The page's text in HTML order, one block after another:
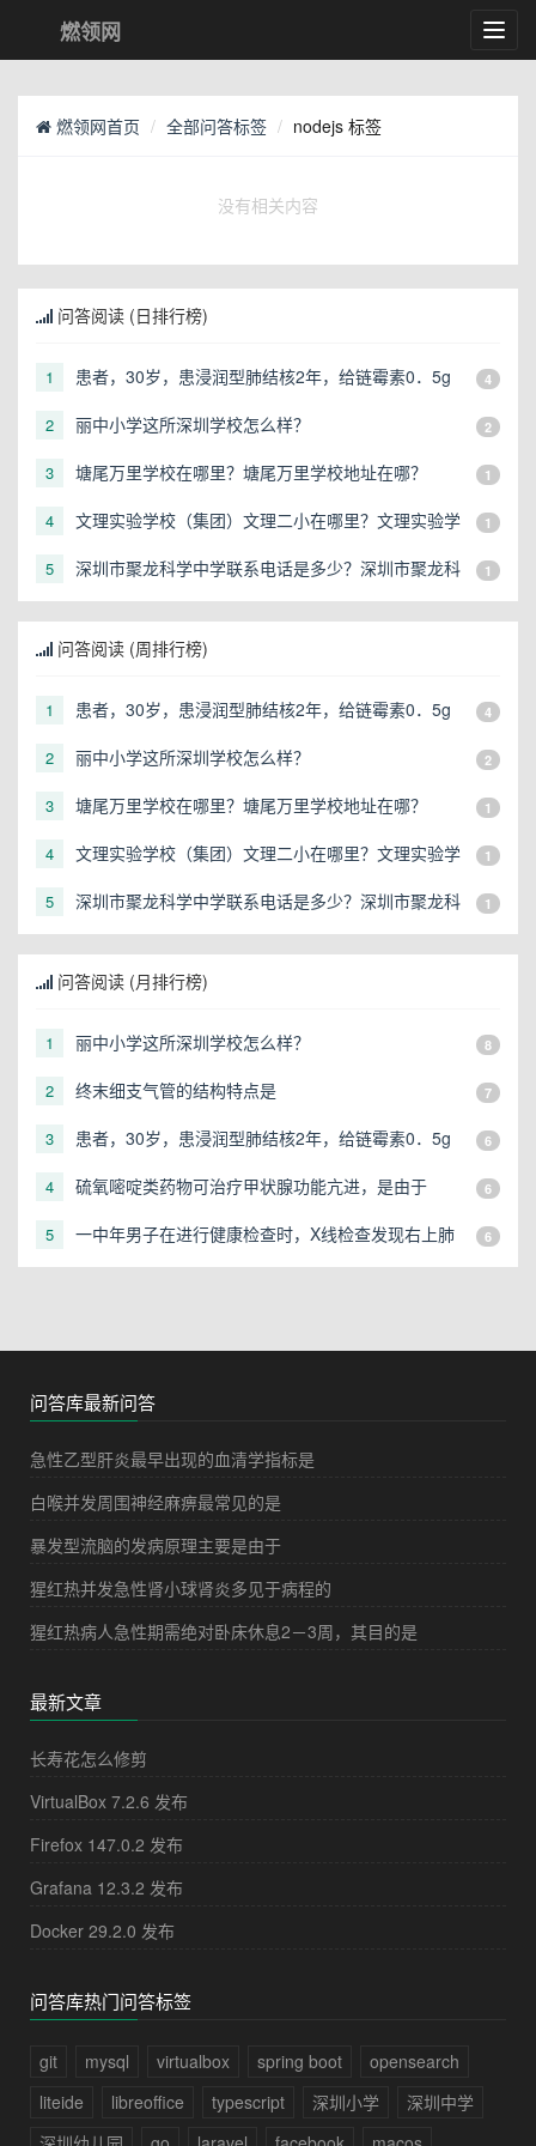
燃领网
燃领网首页 全部问答标签 nodejs 标签
没有相关内容
问答阅读 (日排行榜)
1
患者，30岁，患浸润型肺结核2年，给链霉素0．5g
来自诉耳鸣，听力下降，可能是
4
2 丽中小学这所深圳学校怎么样？ 2
3 塘尾万里学校在哪里？塘尾万里学校地址在哪？ 1
4
文理实验学校（集团）文理二小在哪里？文理实验学
1
5
深圳市聚龙科学中学联系电话是多少？深圳市聚龙科
学中学招生电话是多少？
1
问答阅读 (周排行榜)
1
患者，30岁，患浸润型肺结核2年，给链霉素0．5g
来自诉耳鸣，听力下降，可能是
4
2 丽中小学这所深圳学校怎么样？ 2
3 塘尾万里学校在哪里？塘尾万里学校地址在哪？ 1
4
文理实验学校（集团）文理二小在哪里？文理实验学
1
5
深圳市聚龙科学中学联系电话是多少？深圳市聚龙科
学中学招生电话是多少？
1
问答阅读 (月排行榜)
1 丽中小学这所深圳学校怎么样？ 8
2 终末细支气管的结构特点是 7
3
患者，30岁，患浸润型肺结核2年，给链霉素0．5g
来自诉耳鸣，听力下降，可能是
6
4 硫氧嘧啶类药物可治疗甲状腺功能亢进，是由于 6
5
一中年男子在进行健康检查时，X线检查发现右上肺
有一直径3cm的圆形阴影，应初步考虑
6
问答库最新问答
急性乙型肝炎最早出现的血清学指标是
白喉并发周围神经麻痹最常见的是
暴发型流脑的发病原理主要是由于
猩红热并发急性肾小球肾炎多见于病程的
猩红热病人急性期需绝对卧床休息2－3周，其目的是
最新文章
长寿花怎么修剪
VirtualBox 7.2.6 发布
Firefox 147.0.2 发布
Grafana 12.3.2 发布
Docker 29.2.0 发布
问答库热门问答标签
git mysql virtualbox spring boot
opensearch
liteide
libreoffice typescript 深圳小学
深圳中学